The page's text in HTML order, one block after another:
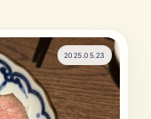
2025.05.23